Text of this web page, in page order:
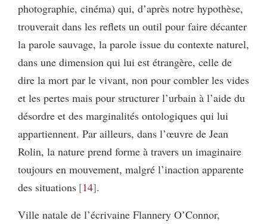
photographie, cinéma) qui, d’après notre hypothèse,
trouverait dans les reflets un outil pour faire décanter
la parole sauvage, la parole issue du contexte naturel,
dans une dimension qui lui est étrangère, celle de
dire la mort par le vivant, non pour combler les vides
et les pertes mais pour structurer l’urbain à l’aide du
désordre et des marginalités ontologiques qui lui
appartiennent. Par ailleurs, dans l’œuvre de Jean
Rolin, la nature prend forme à travers un imaginaire
toujours en mouvement, malgré l’inaction apparente
des situations 14 .
Ville natale de l’écrivaine Flannery O’Connor,